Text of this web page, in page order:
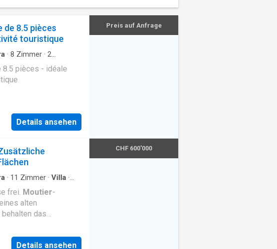
de 8.5 pièces
touristique
· 8 Zimmer · 2
8.5 pièces - idéale
Details ansehen
Preis auf Anfrage
· 11 Zimmer · Villa ·
frei. Moutier-
alten
das
Dem Käufer
in eine
Details ansehen
CHF 600'000